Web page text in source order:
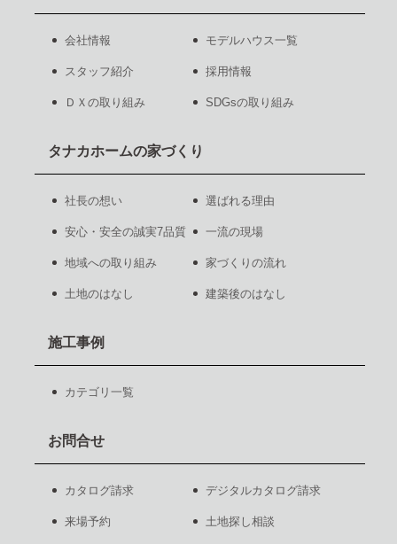
会社情報 モデルハウス一覧
スタッフ紹介 採用情報
ＤＸの取り組み SDGsの取り組み
タナカホームの家づくり
社長の想い 選ばれる理由
安心・安全の誠実7品質 一流の現場
地域への取り組み 家づくりの流れ
土地のはなし 建築後のはなし
施工事例
カテゴリ一覧
お問合せ
カタログ請求 デジタルカタログ請求
来場予約 土地探し相談